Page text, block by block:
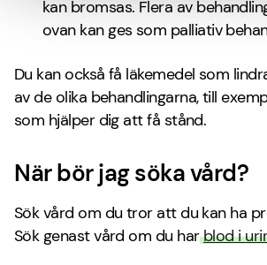
kan bromsas. Flera av
ovan kan ges som palliativ
Du kan också få läkemedel som
av de olika behandlingarna, till
som hjälper dig att få stånd.
När bör jag söka vård?
Sök vård om du tror att du kan ha
Sök genast vård om du harblod i